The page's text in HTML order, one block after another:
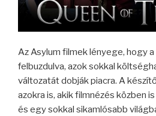
Az Asylum filmek lényege, hogy
felbuzdulva, azok sokkal
változatát dobják piacra. A
azokra is, akik filmnézés közben
és egy sokkal sikamlósabb